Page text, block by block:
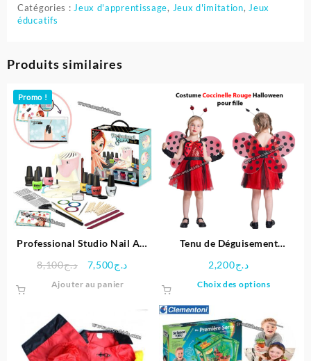
Catégories : Jeux d'apprentissage, Jeux d'imitation, Jeux
éducatifs
Produits similaires
Promo !
Professional Studio Nail Art
د.ج8,100
Le
د.ج7,500
est :
د.ج7,500.
Ajouter au panier
Tenu de Déguisement
د.ج2,200
Choix des options
Les